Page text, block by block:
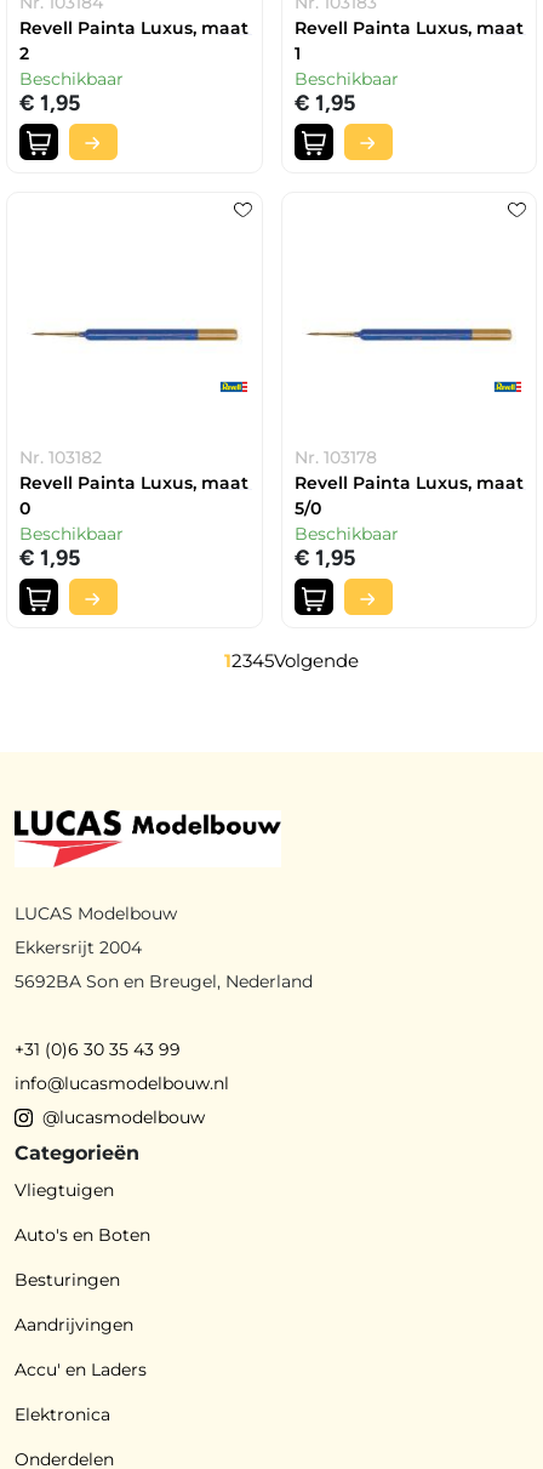
Revell Painta Luxus, maat
2
Beschikbaar
€ 1,95
Revell Painta Luxus, maat
1
Beschikbaar
€ 1,95
Nr. 103182
Revell Painta Luxus, maat
0
Beschikbaar
€ 1,95
Nr. 103178
Revell Painta Luxus, maat
5/0
Beschikbaar
€ 1,95
12345Volgende
LUCAS Modelbouw
Ekkersrijt 2004
5692BA Son en Breugel, Nederland
+31 (0)6 30 35 43 99
info@lucasmodelbouw.nl
@lucasmodelbouw
Categorieën
Vliegtuigen
Auto's en Boten
Besturingen
Aandrijvingen
Accu' en Laders
Elektronica
Onderdelen